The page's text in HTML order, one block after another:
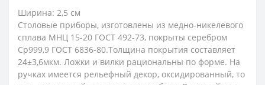
Ширина: 2,5 см
Столовые приборы, изготовлены из медно-никелевого
сплава МНЦ 15-20 ГОСТ 492-73, покрыты серебром
Ср999,9 ГОСТ 6836-80.Толщина покрытия составляет
24±3,6мкм. Ложки и вилки рациональны по форме. На
ручках имеется рельефный декор, оксидированный, то